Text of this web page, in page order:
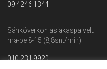
09 4246 1344
Sähköverkon asiakaspalvelu
ma-pe 8-15 (8,8snt/min)
010 231 9920